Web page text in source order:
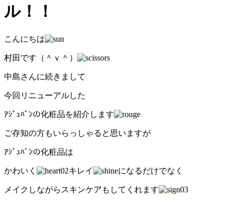
ル！！
こんにちは
村田です（＾ｖ＾）
中島さんに続きまして
今回リニューアルした
ｱｼﾞｭﾊﾞﾝの化粧品を紹介します
ご存知の方もいらっしゃると思いますが
ｱｼﾞｭﾊﾞﾝの化粧品は
かわいく キレイ になるだけでなく
メイクしながらスキンケアもしてくれます